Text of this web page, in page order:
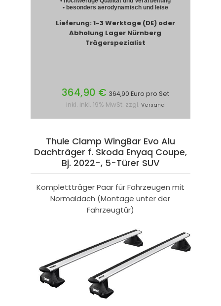
• besonders aerodynamisch und leise
Lieferung: 1-3 Werktage (DE) oder
Abholung Lager Nürnberg
Trägerspezialist
364,90 € 364,90 Euro pro Set
inkl. inkl. 19% MwSt. zzgl. Versand
Thule Clamp WingBar Evo Alu
Dachträger f. Skoda Enyaq Coupe,
Bj. 2022-, 5-Türer SUV
Komplettträger Paar für Fahrzeugen mit
Normaldach (Montage unter der
Fahrzeugtür)